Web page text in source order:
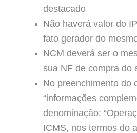
destacado
Não haverá valor do
fato gerador do
NCM deverá ser o
sua NF de compra do
No preenchimento do
“informações
denominação:
ICMS, nos termos do